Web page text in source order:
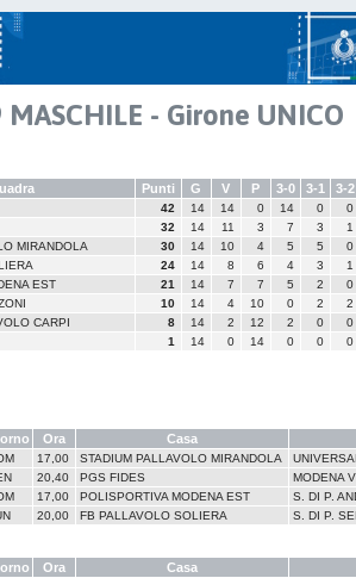
MASCHILE - Girone UNICO
Punti G V P 3-0 3-1 3-2
42 14 14 0 14 0
0
32 14 11 3 7 3
1
MIRANDOLA 30 14 10 4 5 5
0
24 14 8 6 4 3
1
EST 21 14 7 7 5 2
0
10 14 4 10 0 2
2
CARPI 8 14 2 12 2 0
0
1 14 0 14 0 0 0
Ora Casa
17,00 STADIUM PALLAVOLO MIRANDOLA
20,40 PGS FIDES
MODENA
17,00 POLISPORTIVA MODENA EST
S. DI P.
20,00 FB PALLAVOLO SOLIERA S. DI P.
Ora Casa